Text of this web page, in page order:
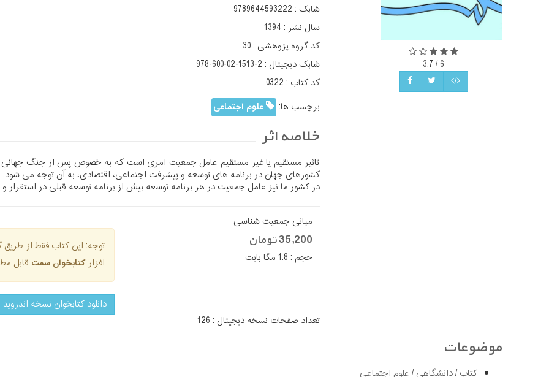
6
/
3.7
شابک : 9789644593222
سال نشر : 1394
کد گروه پژوهشی :30
شابک دیجیتال : 978-600-02-1513-2
کد کتاب : 0322
برچسب ها: علوم اجتماعی
خلاصه اثر
تاثیر مستقیم یا غیر مستقیم عامل جمعیت امری است که به خصوص پس از جنگ جهانی
کشورهای جهان در برنامه های توسعه و پیشرفت اجتماعی، اقتصادی، به آن توجه می شود.
در کشور ما نیز عامل جمعیت در هر برنامه توسعه بیش از برنامه توسعه قبلی در
مبانی جمعیت شناسی
35,200 تومان
حجم : 1.8 مگا بایت
توجه: این کتاب فقط از
افزارکتابخوان سمت قابل
دانلود کتابخوان نسخه اندروید
تعداد صفحات نسخه دیجیتال : 126
موضوعات
کتاب/دانشگاهی/علوم اجتماعی